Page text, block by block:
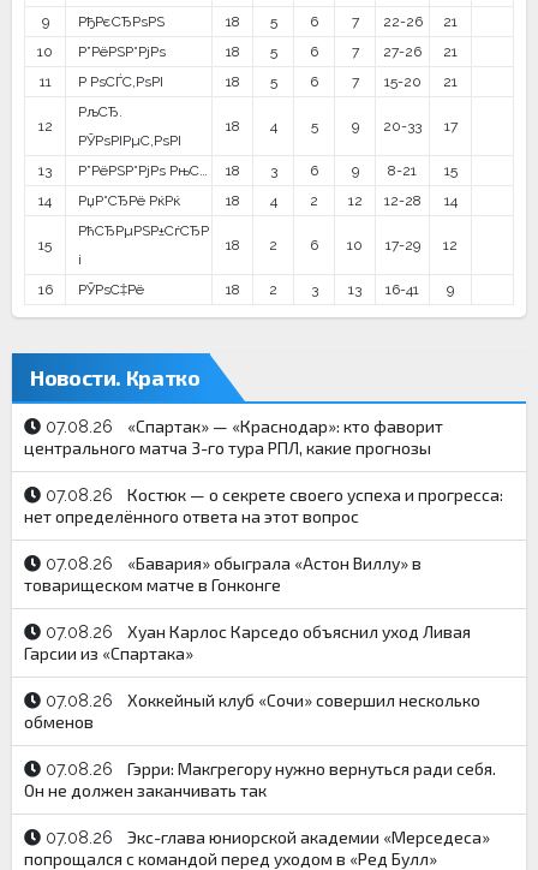
9
РђРєСЂРѕРЅ 18 5 6 7 22-26
21
10
Р”РёРЅР°РјРѕ 18 5 6 7 27-26
21
11
Р РѕСЃС‚РѕРІ 18 5 6 7 15-20 21
12
РљСЂ.
РЎРѕРІРµС‚РѕРІ
18 4 5 9 20-33 17
13 Р”РёРЅР°РјРѕ РњС… 18 3 6 9 8-21
15
14
РџР°СЂРё РќРќ 18 4 2 12 12-28 14
15
РћСЂРµРЅР±СѓСЂР
і
18 2 6 10 17-29 12
16 РЎРѕС‡Рё 18 2 3 13 16-41 9
Новости. Кратко
07.08.26
«Спартак» — «Краснодар»: кто фаворит
центрального матча 3-го тура РПЛ, какие прогнозы
07.08.26
Костюк — о секрете своего успеха и прогресса:
нет определённого ответа на этот вопрос
07.08.26
«Бавария» обыграла «Астон Виллу» в
товарищеском матче в Гонконге
07.08.26
Хуан Карлос Карседо объяснил уход Ливая
Гарсии из «Спартака»
07.08.26
Хоккейный клуб «Сочи» совершил несколько
обменов
07.08.26
Гэрри: Макгрегору нужно вернуться ради себя.
Он не должен заканчивать так
07.08.26
Экс-глава юниорской академии «Мерседеса»
попрощался с командой перед уходом в «Ред Булл»